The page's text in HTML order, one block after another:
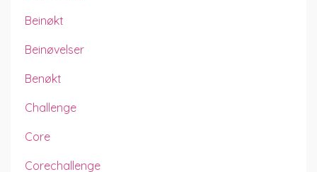
Beinøkt
Beinøvelser
Benøkt
Challenge
Core
Corechallenge